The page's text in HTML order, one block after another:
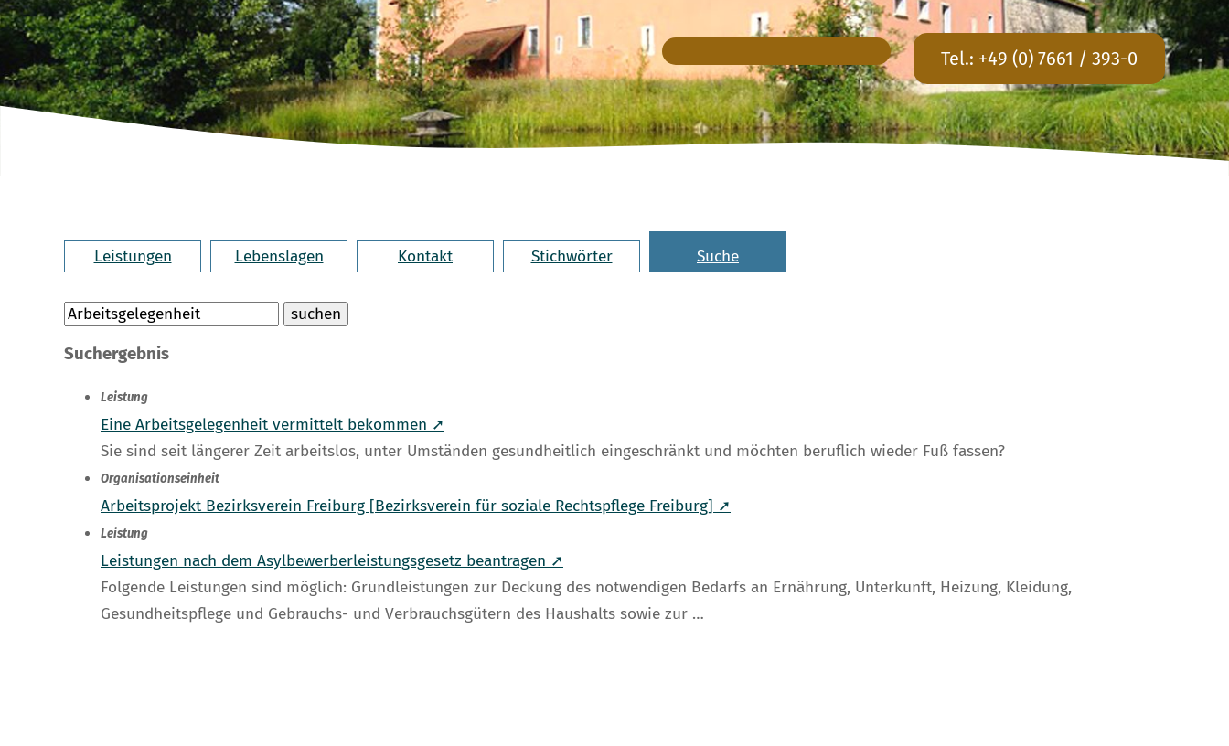
Tel.: +49 (0) 7661 / 393-0
Leistungen Lebenslagen Kontakt Stichwörter Suche
Suchergebnis
Leistung
Eine Arbeitsgelegenheit vermittelt bekommen ➚
Sie sind seit längerer Zeit arbeitslos, unter Umständen gesundheitlich eingeschränkt und möchten beruflich wieder Fuß fassen?
Organisationseinheit
Arbeitsprojekt Bezirksverein Freiburg [Bezirksverein für soziale Rechtspflege Freiburg] ➚
Leistung
Leistungen nach dem Asylbewerberleistungsgesetz beantragen ➚
Folgende Leistungen sind möglich: Grundleistungen zur Deckung des notwendigen Bedarfs an Ernährung, Unterkunft, Heizung, Kleidung,
Gesundheitspflege und Gebrauchs- und Verbrauchsgütern des Haushalts sowie zur …